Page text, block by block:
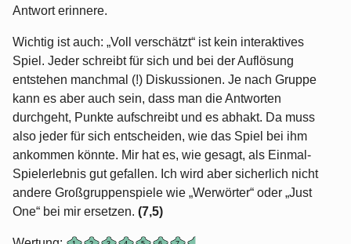
Antwort erinnere.
Wichtig ist auch: „Voll verschätzt“ ist kein interaktives
Spiel. Jeder schreibt für sich und bei der Auflösung
entstehen manchmal (!) Diskussionen. Je nach Gruppe
kann es aber auch sein, dass man die Antworten
durchgeht, Punkte aufschreibt und es abhakt. Da muss
also jeder für sich entscheiden, wie das Spiel bei ihm
ankommen könnte. Mir hat es, wie gesagt, als Einmal-
Spielerlebnis gut gefallen. Ich wird aber sicherlich nicht
andere Großgruppenspiele wie „Werwörter“ oder „Just
One“ bei mir ersetzen. (7,5)